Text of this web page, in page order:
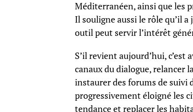
Méditerranéen, ainsi que les
Il souligne aussi le rôle qu’il
outil peut servir l’intérêt
S’il revient aujourd’hui,
canaux du dialogue, relancer
instaurer des forums de suivi
progressivement éloigné les
tendance et replacer les